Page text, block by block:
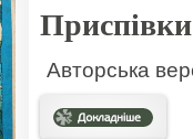
Приспівки
Авторська